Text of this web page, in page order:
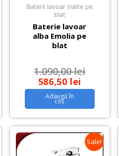
Baterii lavoar inalte pe
blat
Baterie lavoar
alba Emolia pe
blat
1.090,00lei
586,50 lei
Adaugă în
coș
Sale!